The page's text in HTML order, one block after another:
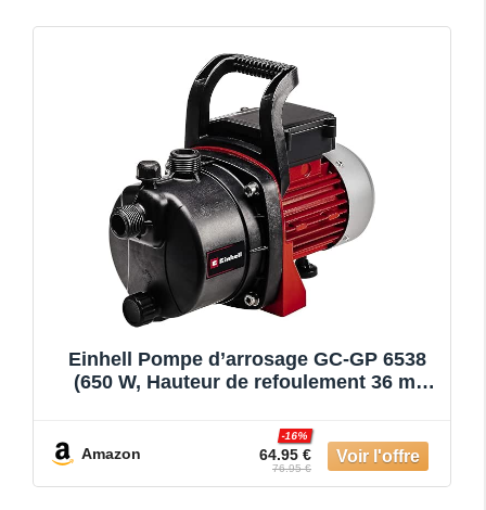
Einhell Pompe d’arrosage GC-GP 6538
(650 W, Hauteur de refoulement 36 m,
Amazon 64.95 €
-16%
76.95 €